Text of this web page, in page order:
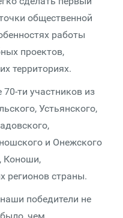
общественной
работы
проектов,
территориях.
ти участников из
Устьянского,
и Онежского
Коноши,
регионов страны.
победители не